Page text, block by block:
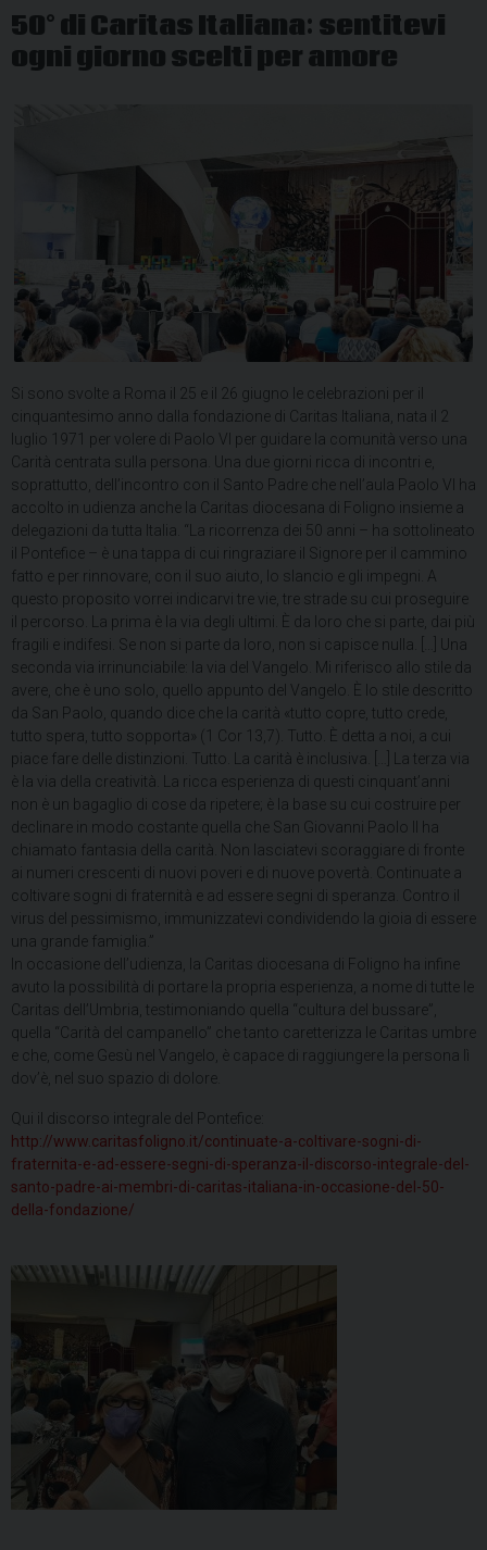
50° di Caritas Italiana: sentitevi
ogni giorno scelti per amore
Si sono svolte a Roma il 25 e il 26 giugno le celebrazioni per il
cinquantesimo anno dalla fondazione di Caritas Italiana, nata il 2
luglio 1971 per volere di Paolo VI per guidare la comunità verso una
Carità centrata sulla persona. Una due giorni ricca di incontri e,
soprattutto, dell’incontro con il Santo Padre che nell’aula Paolo VI ha
accolto in udienza anche la Caritas diocesana di Foligno insieme a
delegazioni da tutta Italia. “La ricorrenza dei 50 anni – ha sottolineato
il Pontefice – è una tappa di cui ringraziare il Signore per il cammino
fatto e per rinnovare, con il suo aiuto, lo slancio e gli impegni. A
questo proposito vorrei indicarvi tre vie, tre strade su cui proseguire
il percorso. La prima è la via degli ultimi. È da loro che si parte, dai più
fragili e indifesi. Se non si parte da loro, non si capisce nulla. […] Una
seconda via irrinunciabile: la via del Vangelo. Mi riferisco allo stile da
avere, che è uno solo, quello appunto del Vangelo. È lo stile descritto
da San Paolo, quando dice che la carità «tutto copre, tutto crede,
tutto spera, tutto sopporta» (1 Cor 13,7). Tutto. È detta a noi, a cui
piace fare delle distinzioni. Tutto. La carità è inclusiva. […] La terza via
è la via della creatività. La ricca esperienza di questi cinquant’anni
non è un bagaglio di cose da ripetere; è la base su cui costruire per
declinare in modo costante quella che San Giovanni Paolo II ha
chiamato fantasia della carità. Non lasciatevi scoraggiare di fronte
ai numeri crescenti di nuovi poveri e di nuove povertà. Continuate a
coltivare sogni di fraternità e ad essere segni di speranza. Contro il
virus del pessimismo, immunizzatevi condividendo la gioia di essere
una grande famiglia.”
In occasione dell’udienza, la Caritas diocesana di Foligno ha infine
avuto la possibilità di portare la propria esperienza, a nome di tutte le
Caritas dell’Umbria, testimoniando quella “cultura del bussare”,
quella “Carità del campanello” che tanto caretterizza le Caritas umbre
e che, come Gesù nel Vangelo, è capace di raggiungere la persona lì
dov’è, nel suo spazio di dolore.
Qui il discorso integrale del Pontefice:
http://www.caritasfoligno.it/continuate-a-coltivare-sogni-di-
fraternita-e-ad-essere-segni-di-speranza-il-discorso-integrale-del-
santo-padre-ai-membri-di-caritas-italiana-in-occasione-del-50-
della-fondazione/